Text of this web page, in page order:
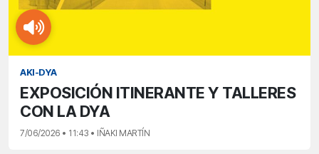
AKI-DYA
EXPOSICIÓN ITINERANTE Y TALLERES
CON LA DYA
7/06/2026 • 11:43 • IÑAKI MARTÍN